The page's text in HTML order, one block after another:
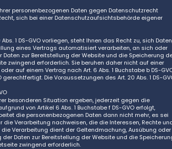
personenbezogenen Daten gegen Datenschutzrecht
sich bei einer Datenschutzaufsichtsbehörde eigener
1 DS-GVO vorliegen, steht Ihnen das Recht zu, sich
eines Vertrags automatisiert verarbeiten, an sich oder
zur Bereitstellung der Website und die Speicherung
zwingend erforderlich. Sie beruhen daher nicht auf einer
auf einem Vertrag nach Art. 6 Abs. 1 Buchstabe b DS-
Die Voraussetzungen des Art. 20 Abs. 1 DS-
besonderen Situation ergeben, jederzeit gegen die
von Artikel 6 Abs. 1 Buchstabe f DS-GVO erfolgt,
die personenbezogenen Daten dann nicht mehr, es sei
Verarbeitung nachweisen, die die Interessen, Rechte
Verarbeitung dient der Geltendmachung, Ausübung oder
Daten zur Bereitstellung der Website und die
zwingend erforderlich.